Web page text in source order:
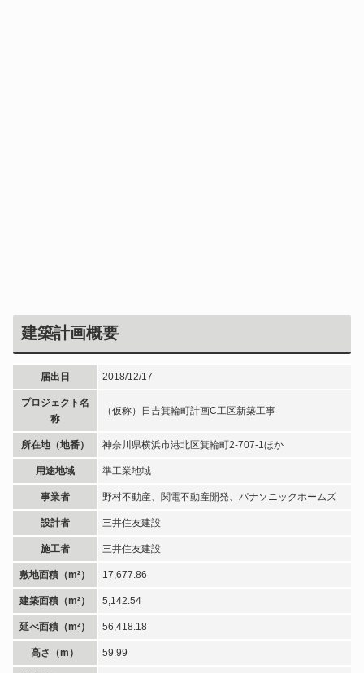
建築計画概要
届出日 2018/12/17
プロジェクト名
称
（仮称）日吉箕輪町計画C工区新築工事
所在地（地番） 神奈川県横浜市港北区箕輪町2-707-1ほか
用途地域 準工業地域
事業者 野村不動産、関電不動産開発、パナソニックホームズ
設計者 三井住友建設
施工者 三井住友建設
敷地面積（m²） 17,677.86
建築面積（m²） 5,142.54
延べ面積（m²） 56,418.18
高さ（m） 59.99